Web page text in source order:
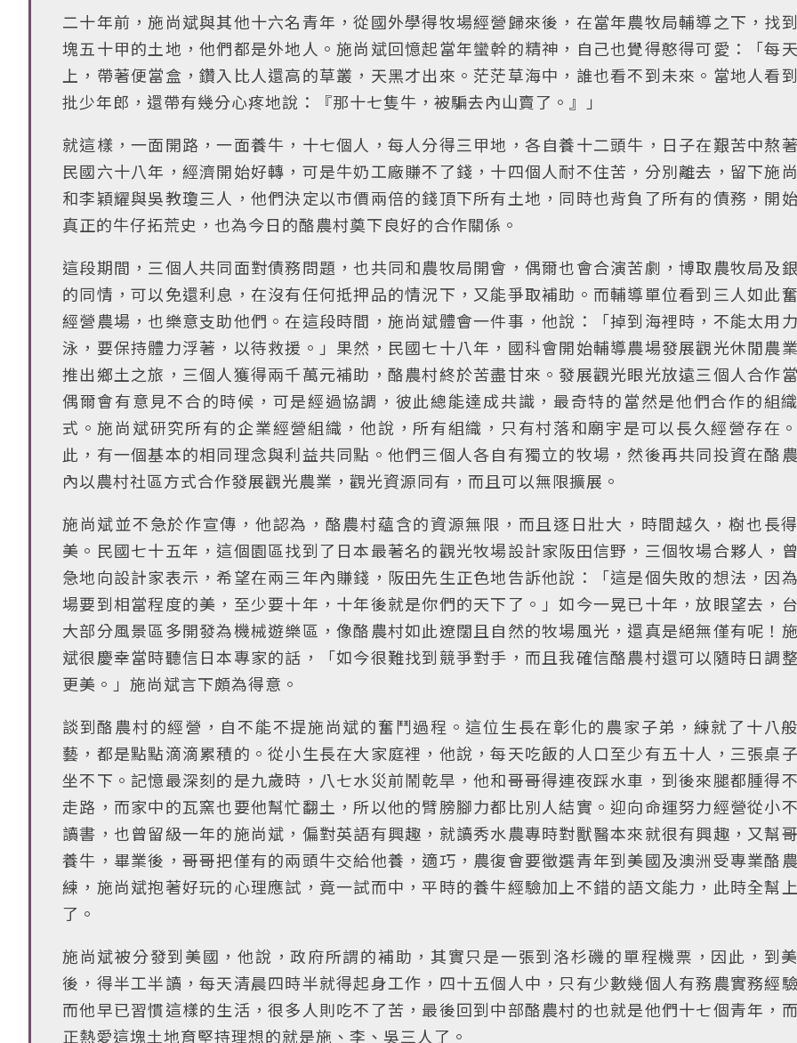
二十年前，施尚斌與其他十六名青年，從國外學得牧場經營歸來後，在當年農牧局輔導之下，找
塊五十甲的土地，他們都是外地人。施尚斌回憶起當年蠻幹的精神，自己也覺得憨得可愛：「每
上，帶著便當盒，鑽入比人還高的草叢，天黑才出來。茫茫草海中，誰也看不到未來。當地人看
批少年郎，還帶有幾分心疼地說：『那十七隻牛，被騙去內山賣了。』」
就這樣，一面開路，一面養牛，十七個人，每人分得三甲地，各自養十二頭牛，日子在艱苦中熬著
民國六十八年，經濟開始好轉，可是牛奶工廠賺不了錢，十四個人耐不住苦，分別離去，留下施
和李穎耀與吳教瓊三人，他們決定以市價兩倍的錢頂下所有土地，同時也背負了所有的債務，開
真正的牛仔拓荒史，也為今日的酪農村奠下良好的合作關係。
這段期間，三個人共同面對債務問題，也共同和農牧局開會，偶爾也會合演苦劇，博取農牧局及
的同情，可以免還利息，在沒有任何抵押品的情況下，又能爭取補助。而輔導單位看到三人如此
經營農場，也樂意支助他們。在這段時間，施尚斌體會一件事，他說：「掉到海裡時，不能太用
泳，要保持體力浮著，以待救援。」果然，民國七十八年，國科會開始輔導農場發展觀光休閒農業
推出鄉土之旅，三個人獲得兩千萬元補助，酪農村終於苦盡甘來。發展觀光眼光放遠三個人合作
偶爾會有意見不合的時候，可是經過協調，彼此總能達成共識，最奇特的當然是他們合作的組
式。施尚斌研究所有的企業經營組織，他說，所有組織，只有村落和廟宇是可以長久經營存在
此，有一個基本的相同理念與利益共同點。他們三個人各自有獨立的牧場，然後再共同投資在酪
內以農村社區方式合作發展觀光農業，觀光資源同有，而且可以無限擴展。
施尚斌並不急於作宣傳，他認為，酪農村蘊含的資源無限，而且逐日壯大，時間越久，樹也長
美。民國七十五年，這個園區找到了日本最著名的觀光牧場設計家阪田信野，三個牧場合夥人，
急地向設計家表示，希望在兩三年內賺錢，阪田先生正色地告訴他說：「這是個失敗的想法，因
場要到相當程度的美，至少要十年，十年後就是你們的天下了。」如今一晃已十年，放眼望去，
大部分風景區多開發為機械遊樂區，像酪農村如此遼闊且自然的牧場風光，還真是絕無僅有呢！
斌很慶幸當時聽信日本專家的話，「如今很難找到競爭對手，而且我確信酪農村還可以隨時日調
更美。」施尚斌言下頗為得意。
談到酪農村的經營，自不能不提施尚斌的奮鬥過程。這位生長在彰化的農家子弟，練就了十八
藝，都是點點滴滴累積的。從小生長在大家庭裡，他說，每天吃飯的人口至少有五十人，三張桌
坐不下。記憶最深刻的是九歲時，八七水災前鬧乾旱，他和哥哥得連夜踩水車，到後來腿都腫得
走路，而家中的瓦窯也要他幫忙翻土，所以他的臂膀腳力都比別人結實。迎向命運努力經營從小
讀書，也曾留級一年的施尚斌，偏對英語有興趣，就讀秀水農專時對獸醫本來就很有興趣，又幫
養牛，畢業後，哥哥把僅有的兩頭牛交給他養，適巧，農復會要徵選青年到美國及澳洲受專業酪
練，施尚斌抱著好玩的心理應試，竟一試而中，平時的養牛經驗加上不錯的語文能力，此時全幫
了。
施尚斌被分發到美國，他說，政府所謂的補助，其實只是一張到洛杉磯的單程機票，因此，到
後，得半工半讀，每天清晨四時半就得起身工作，四十五個人中，只有少數幾個人有務農實務經驗
而他早已習慣這樣的生活，很多人則吃不了苦，最後回到中部酪農村的也就是他們十七個青年，
正熱愛這塊土地育堅持理想的就是施、李、吳三人了。